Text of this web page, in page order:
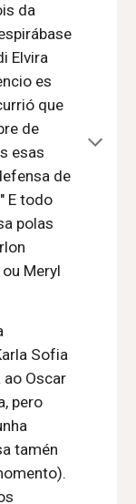
da
Elvira
es
que
de
esas
de
E todo
polas
Meryl
Sofia
ao Oscar
pero
tamén